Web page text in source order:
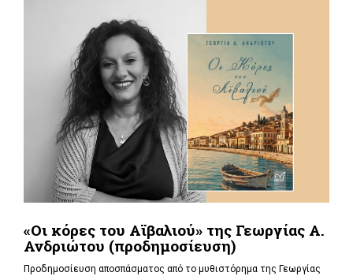
«Οι κόρες του Αϊβαλιού» της Γεωργίας Α.
Ανδριώτου (προδημοσίευση)
Προδημοσίευση αποσπάσματος από το μυθιστόρημα της Γεωργίας